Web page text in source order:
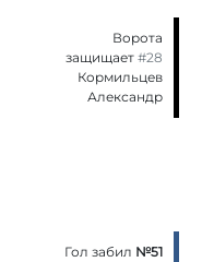
Ворота
защищает#28
Кормильцев
Александр
Гол забил №51